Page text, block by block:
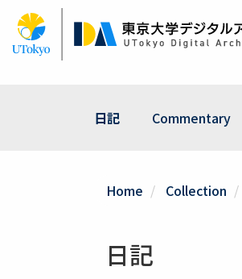
Skip
main
content
日記 Commentary
Home Collection
日記